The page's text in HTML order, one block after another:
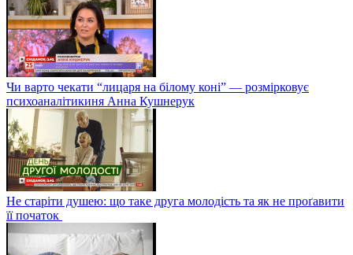
Чи варто чекати “лицаря на білому коні” — розмірковує
психоаналітикиня Анна Кушнерук
Не старіти душею: що таке друга молодість та як не проґавити
її початок